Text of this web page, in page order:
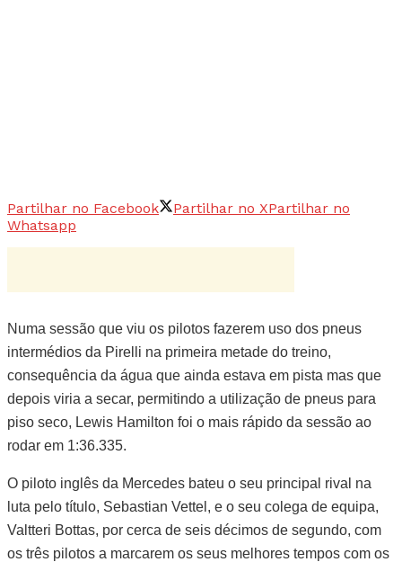
Partilhar no Facebook Partilhar no XPartilhar no
Whatsapp
Numa sessão que viu os pilotos fazerem uso dos pneus
intermédios da Pirelli na primeira metade do treino,
consequência da água que ainda estava em pista mas que
depois viria a secar, permitindo a utilização de pneus para
piso seco, Lewis Hamilton foi o mais rápido da sessão ao
rodar em 1:36.335.
O piloto inglês da Mercedes bateu o seu principal rival na
luta pelo título, Sebastian Vettel, e o seu colega de equipa,
Valtteri Bottas, por cerca de seis décimos de segundo, com
os três pilotos a marcarem os seus melhores tempos com os